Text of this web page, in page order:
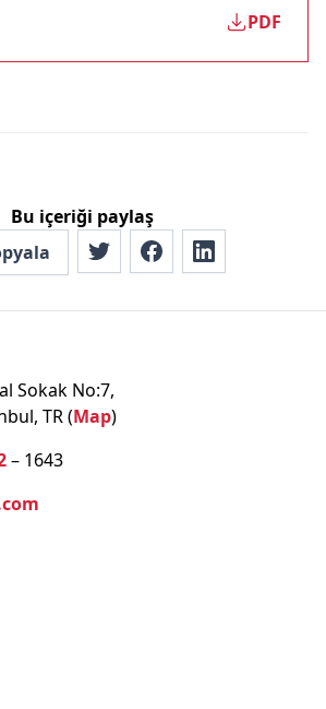
PDF
Bu içeriği paylaş
Sokak No:7,
TR (Map)
– 1643